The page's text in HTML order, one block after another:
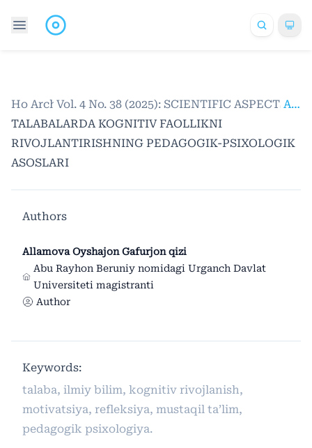
Home /
Archives /
Vol. 4 No. 38 (2025): SCIENTIFIC ASPECTSArticles
TALABALARDA KOGNITIV FAOLLIKNI
RIVOJLANTIRISHNING PEDAGOGIK-PSIXOLOGIK
ASOSLARI
Authors
Allamova Oyshajon Gafurjon qizi
Abu Rayhon Beruniy nomidagi Urganch Davlat
Universiteti magistranti
Author
Keywords:
talaba, ilmiy bilim, kognitiv rivojlanish,
motivatsiya, refleksiya, mustaqil ta’lim,
pedagogik psixologiya.